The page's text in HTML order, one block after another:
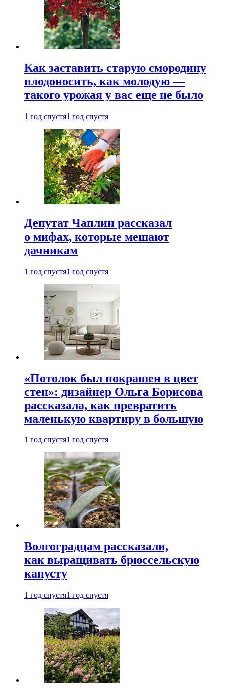
Как заставить старую смородину
плодоносить, как молодую —
такого урожая у вас еще не было
1 год спустя1 год спустя
Депутат Чаплин рассказал
о мифах, которые мешают
дачникам
1 год спустя1 год спустя
«Потолок был покрашен в цвет
стен»: дизайнер Ольга Борисова
рассказала, как превратить
маленькую квартиру в большую
1 год спустя1 год спустя
Волгоградцам рассказали,
как выращивать брюссельскую
капусту
1 год спустя1 год спустя